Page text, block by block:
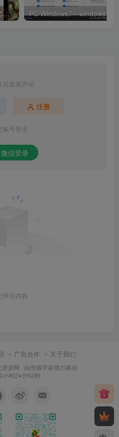
2024最新版TVBOX影视仓v5.0.25脱壳解密版 已去除弹窗提示及顶部提示 可内置tvbox仓库接口 内附三个修改版本
后发表评论
注册
账号登录
微信登录
评论内容
广告合作 关于我们
资源网 · 由浩瀚宇宙强力驱动.
小时24分52秒